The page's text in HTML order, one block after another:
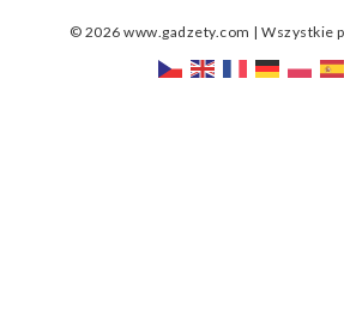
© 2026 www.gadzety.com | Wszystkie